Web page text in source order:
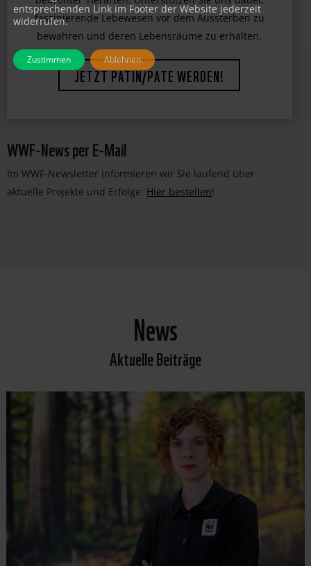
bedrohter Tierarten. Unterstützen Sie uns dabei,
faszinierende Lebewesen vor dem Aussterben zu
bewahren und deren Lebensräume zu erhalten.
JETZT PATIN/PATE WERDEN!
WWF-News per E-Mail
Im WWF-Newsletter informieren wir Sie laufend über
aktuelle Projekte und Erfolge: Hier bestellen!
News
Aktuelle Beiträge
entsprechenden Link im Footer der Website jederzeit
widerrufen.
Zustimmen Ablehnen